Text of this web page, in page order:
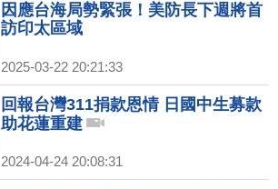
因應台海局勢緊張！美防長下週將首
訪印太區域
2025-03-22 20:21:33
回報台灣311捐款恩情 日國中生募款
助花蓮重建
2024-04-24 20:08:31